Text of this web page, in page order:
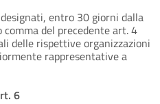
entro 30 giorni dalla
del precedente art. 4
delle rispettive organizzazioni
rappresentative a
6